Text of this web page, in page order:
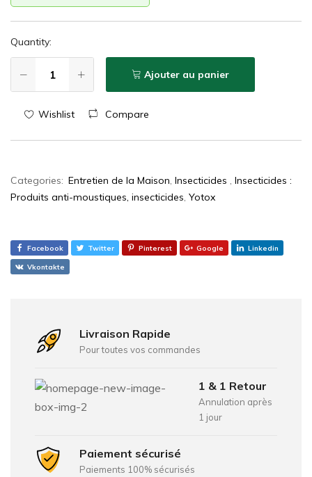
Quantity:
Ajouter au panier
Wishlist Compare
Categories: Entretien de la Maison, Insecticides , Insecticides :
Produits anti-moustiques, insecticides, Yotox
Facebook Twitter Pinterest Google Linkedin
Vkontakte
Livraison Rapide
Pour toutes vos commandes
1 & 1 Retour
Annulation après
1 jour
Paiement sécurisé
Paiements 100% sécurisés